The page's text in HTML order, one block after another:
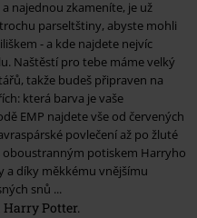
najednou zkameníte, je už
parseltštiny, abyste mohli
- a kde najdete nejvíc
Naštěstí pro tebe máme velký
takže budeš připraven na
která barva je vaše
EMP najdete vše od červených
povlečení až po žluté
oboustranným potiskem Harryho
a díky měkkému vnějšímu
snů ...
Potter.